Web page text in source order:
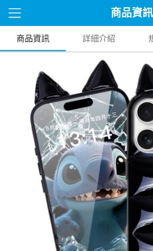
商品資訊
商品資訊 詳細介紹